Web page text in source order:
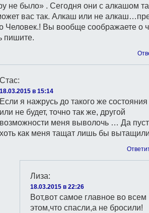
не было» . Сегодня они с алкашом
вас так. Алкаш или не
Человек.! Вы вообще соображаете о
пишите.
Стас:
18.03.2015 в 15:14
Если я нажрусь до такого же состояния
или не будет, точно так же, другой
возможности меня выволочь … Да
хоть как меня тащат лишь бы
Лиза:
18.03.2015 в 22:26
Вот,вот самое главное во всем
этом,что спасли,а не бросили!